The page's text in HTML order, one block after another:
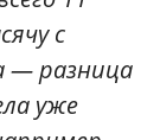
с
— разница
уже